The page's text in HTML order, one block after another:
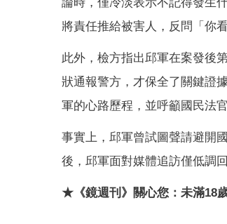
將責任推給被害人，反問「你
此外，檢方指出邱軍在案發後
狀通報警方，才保全了關鍵證
軍的心路歷程，並呼籲國民法
事實上，邱軍曾試圖聲請避開
後，邱軍面對媒體追訪僅低調
★《鏡週刊》關心您：未滿18